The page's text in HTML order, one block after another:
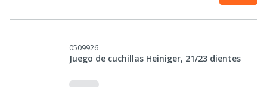
0509926
Juego de cuchillas Heiniger, 21/23 dientes